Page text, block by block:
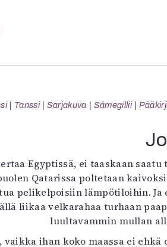
Verkkoartikkeli
Sarjakuva
Sámegillii
Pääkirjoitus
Paperilehdestä
Oulu2026
Tanssi Sarjakuva Sámegillii
Egyptissä, ei taaskaan
Qatarissa poltetaan
pelikelpoisiin lämpötiloihin.
liikaa velkarahaa turhaan
luultavammin mullan
vaikka ihan koko maassa ei